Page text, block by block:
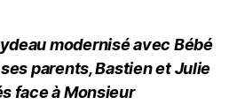
modernisé avec Bébé
parents, Bastien et Julie
face à Monsieur